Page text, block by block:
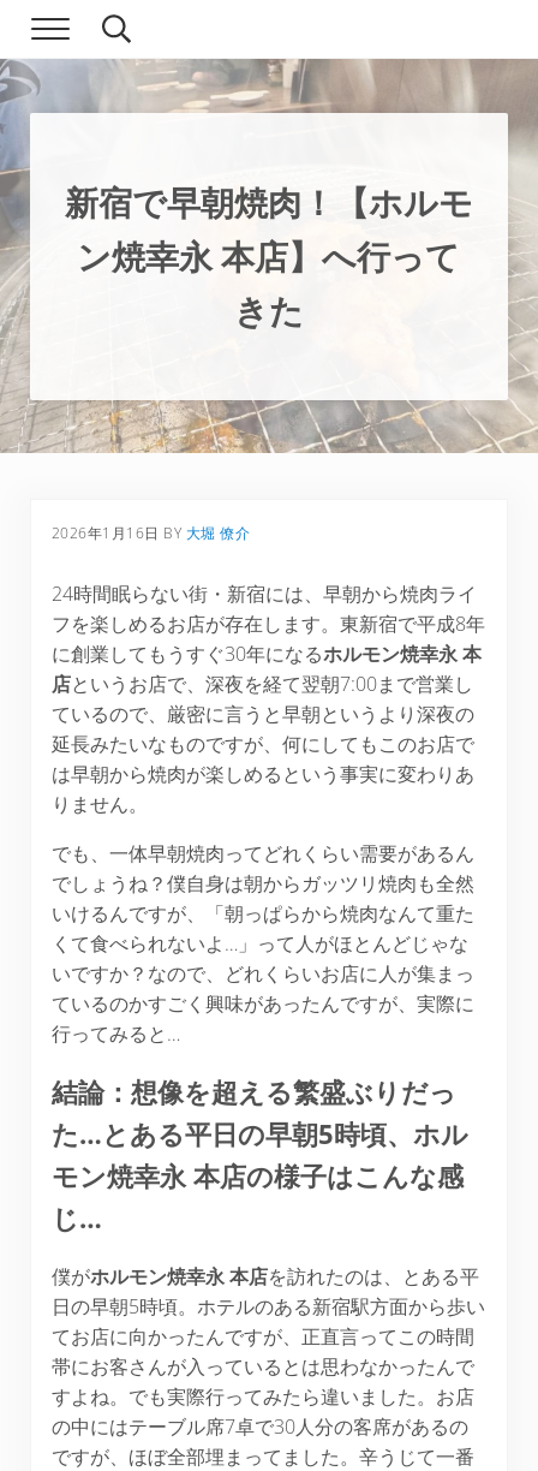
Skip to main content
Skip to header right navigation
Skip to site footer
現実逃避.com
食べ歩き、一人旅…そして時々家族旅行
Menu Search...
新宿で早朝焼肉！【ホルモ
ン焼幸永 本店】へ行って
きた
2026年1月16日 BY 大堀 僚介
24時間眠らない街・新宿には、早朝から焼肉ライ
フを楽しめるお店が存在します。東新宿で平成8年
に創業してもうすぐ30年になるホルモン焼幸永本
店というお店で、深夜を経て翌朝7:00まで営業し
ているので、厳密に言うと早朝というより深夜の
延長みたいなものですが、何にしてもこのお店で
は早朝から焼肉が楽しめるという事実に変わりあ
りません。
でも、一体早朝焼肉ってどれくらい需要があるん
でしょうね？僕自身は朝からガッツリ焼肉も全然
いけるんですが、「朝っぱらから焼肉なんて重た
くて食べられないよ…」って人がほとんどじゃな
いですか？なので、どれくらいお店に人が集まっ
ているのかすごく興味があったんですが、実際に
行ってみると…
結論：想像を超える繁盛ぶりだっ
た…とある平日の早朝5時頃、ホル
モン焼幸永 本店の様子はこんな感
じ…
僕がホルモン焼幸永本店を訪れたのは、とある平
日の早朝5時頃。ホテルのある新宿駅方面から歩い
てお店に向かったんですが、正直言ってこの時間
帯にお客さんが入っているとは思わなかったんで
すよね。でも実際行ってみたら違いました。お店
の中にはテーブル席7卓で30人分の客席があるの
ですが、ほぼ全部埋まってました。辛うじて一番